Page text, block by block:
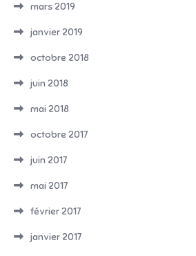
mars 2019
janvier 2019
octobre 2018
juin 2018
mai 2018
octobre 2017
juin 2017
mai 2017
février 2017
janvier 2017